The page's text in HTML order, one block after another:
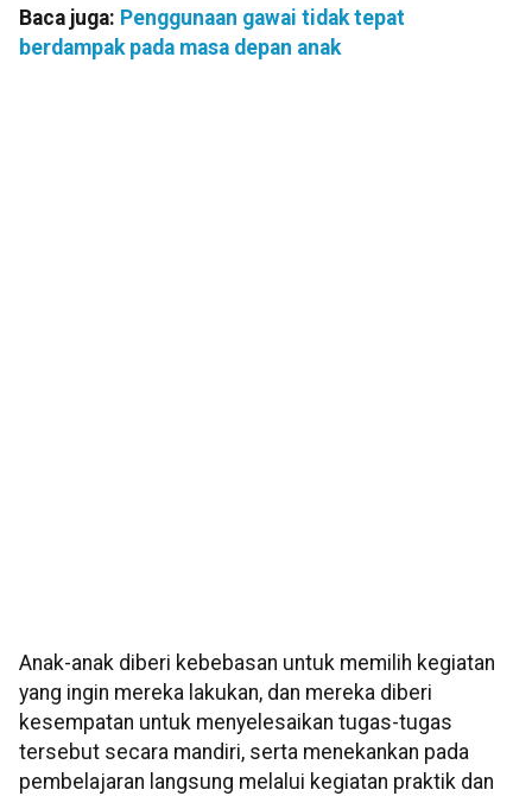
Baca juga: Penggunaan gawai tidak tepat
berdampak pada masa depan anak
Anak-anak diberi kebebasan untuk memilih kegiatan
yang ingin mereka lakukan, dan mereka diberi
kesempatan untuk menyelesaikan tugas-tugas
tersebut secara mandiri, serta menekankan pada
pembelajaran langsung melalui kegiatan praktik dan